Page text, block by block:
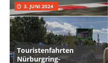
3. JUNI 2024
Touristenfahrten
Nürburgring-